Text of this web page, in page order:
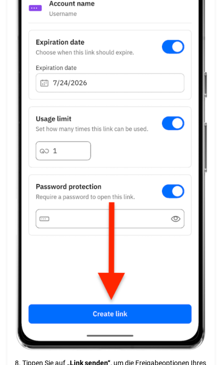
8. Tippen Sie auf „Link senden“, um die Freigabeoptionen Ihres